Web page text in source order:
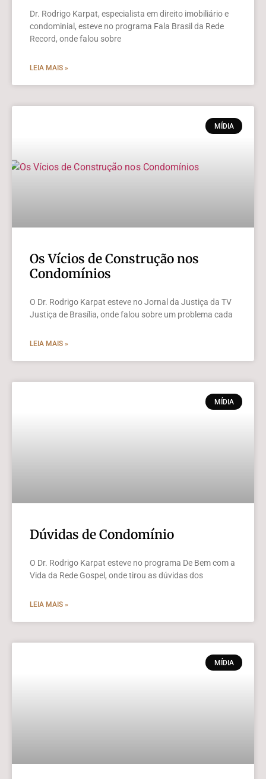
Dr. Rodrigo Karpat, especialista em direito imobiliário e
condominial, esteve no programa Fala Brasil da Rede
Record, onde falou sobre
LEIA MAIS »
MÍDIA
Os Vícios de Construção nos
Condomínios
O Dr. Rodrigo Karpat esteve no Jornal da Justiça da TV
Justiça de Brasília, onde falou sobre um problema cada
LEIA MAIS »
MÍDIA
Dúvidas de Condomínio
O Dr. Rodrigo Karpat esteve no programa De Bem com a
Vida da Rede Gospel, onde tirou as dúvidas dos
LEIA MAIS »
MÍDIA